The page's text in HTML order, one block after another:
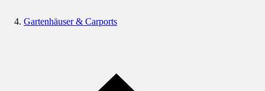
Gartenhäuser & Carports